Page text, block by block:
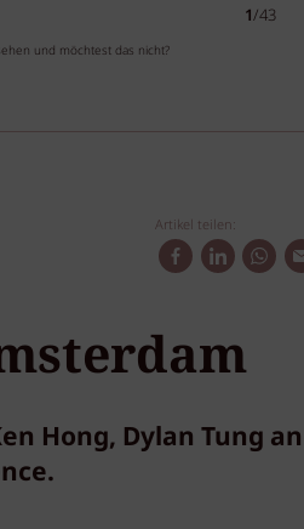
1/43
und möchtest das nicht?
Artikel teilen:
Hong, Dylan Tung